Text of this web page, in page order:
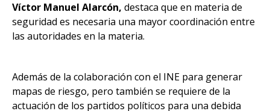
Víctor Manuel Alarcón, destaca que en materia de
seguridad es necesaria una mayor coordinación entre
las autoridades en la materia.
Además de la colaboración con el INE para generar
mapas de riesgo, pero también se requiere de la
actuación de los partidos políticos para una debida